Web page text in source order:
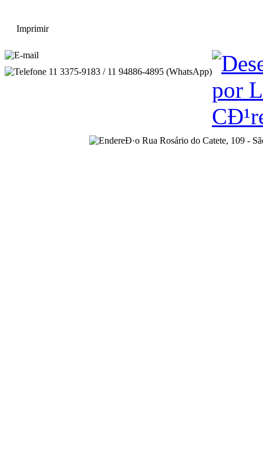
Imprimir
11 3375-9183 / 11 94886-4895 (WhatsApp)
Rua Rosário do Catete, 109 -